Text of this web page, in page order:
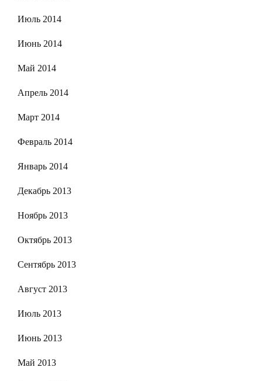
Июль 2014
Июнь 2014
Май 2014
Апрель 2014
Март 2014
Февраль 2014
Январь 2014
Декабрь 2013
Ноябрь 2013
Октябрь 2013
Сентябрь 2013
Август 2013
Июль 2013
Июнь 2013
Май 2013